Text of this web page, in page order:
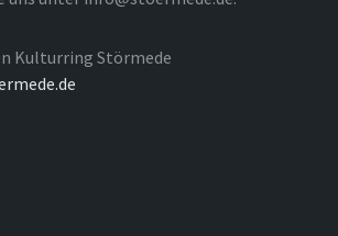
Kulturring Störmede